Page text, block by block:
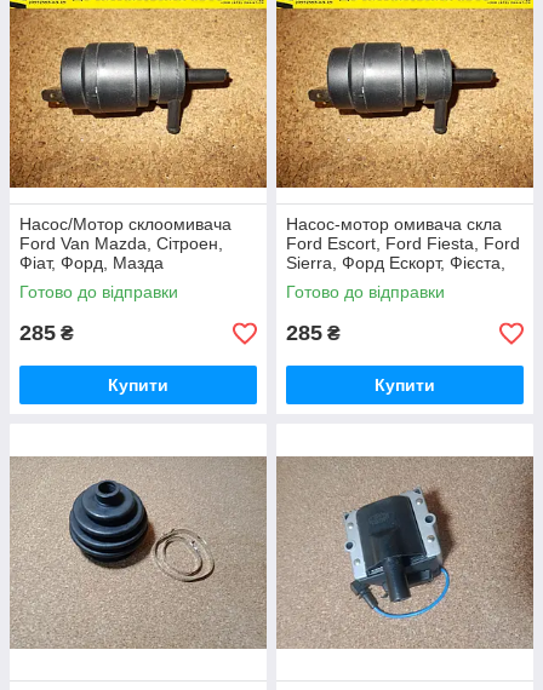
Насос/Мотор склоомивача
Ford Van Mazda, Сітроен,
Фіат, Форд, Мазда
Готово до відправки
285 ₴
Купити
Насос-мотор омивача скла
Ford Escort, Ford Fiesta, Ford
Sierra, Форд Ескорт, Фієста,
Сієрра
Готово до відправки
285 ₴
Купити